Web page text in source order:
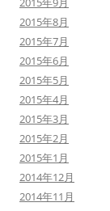
2015年8月
2015年7月
2015年6月
2015年5月
2015年4月
2015年3月
2015年2月
2015年1月
2014年12月
2014年11月